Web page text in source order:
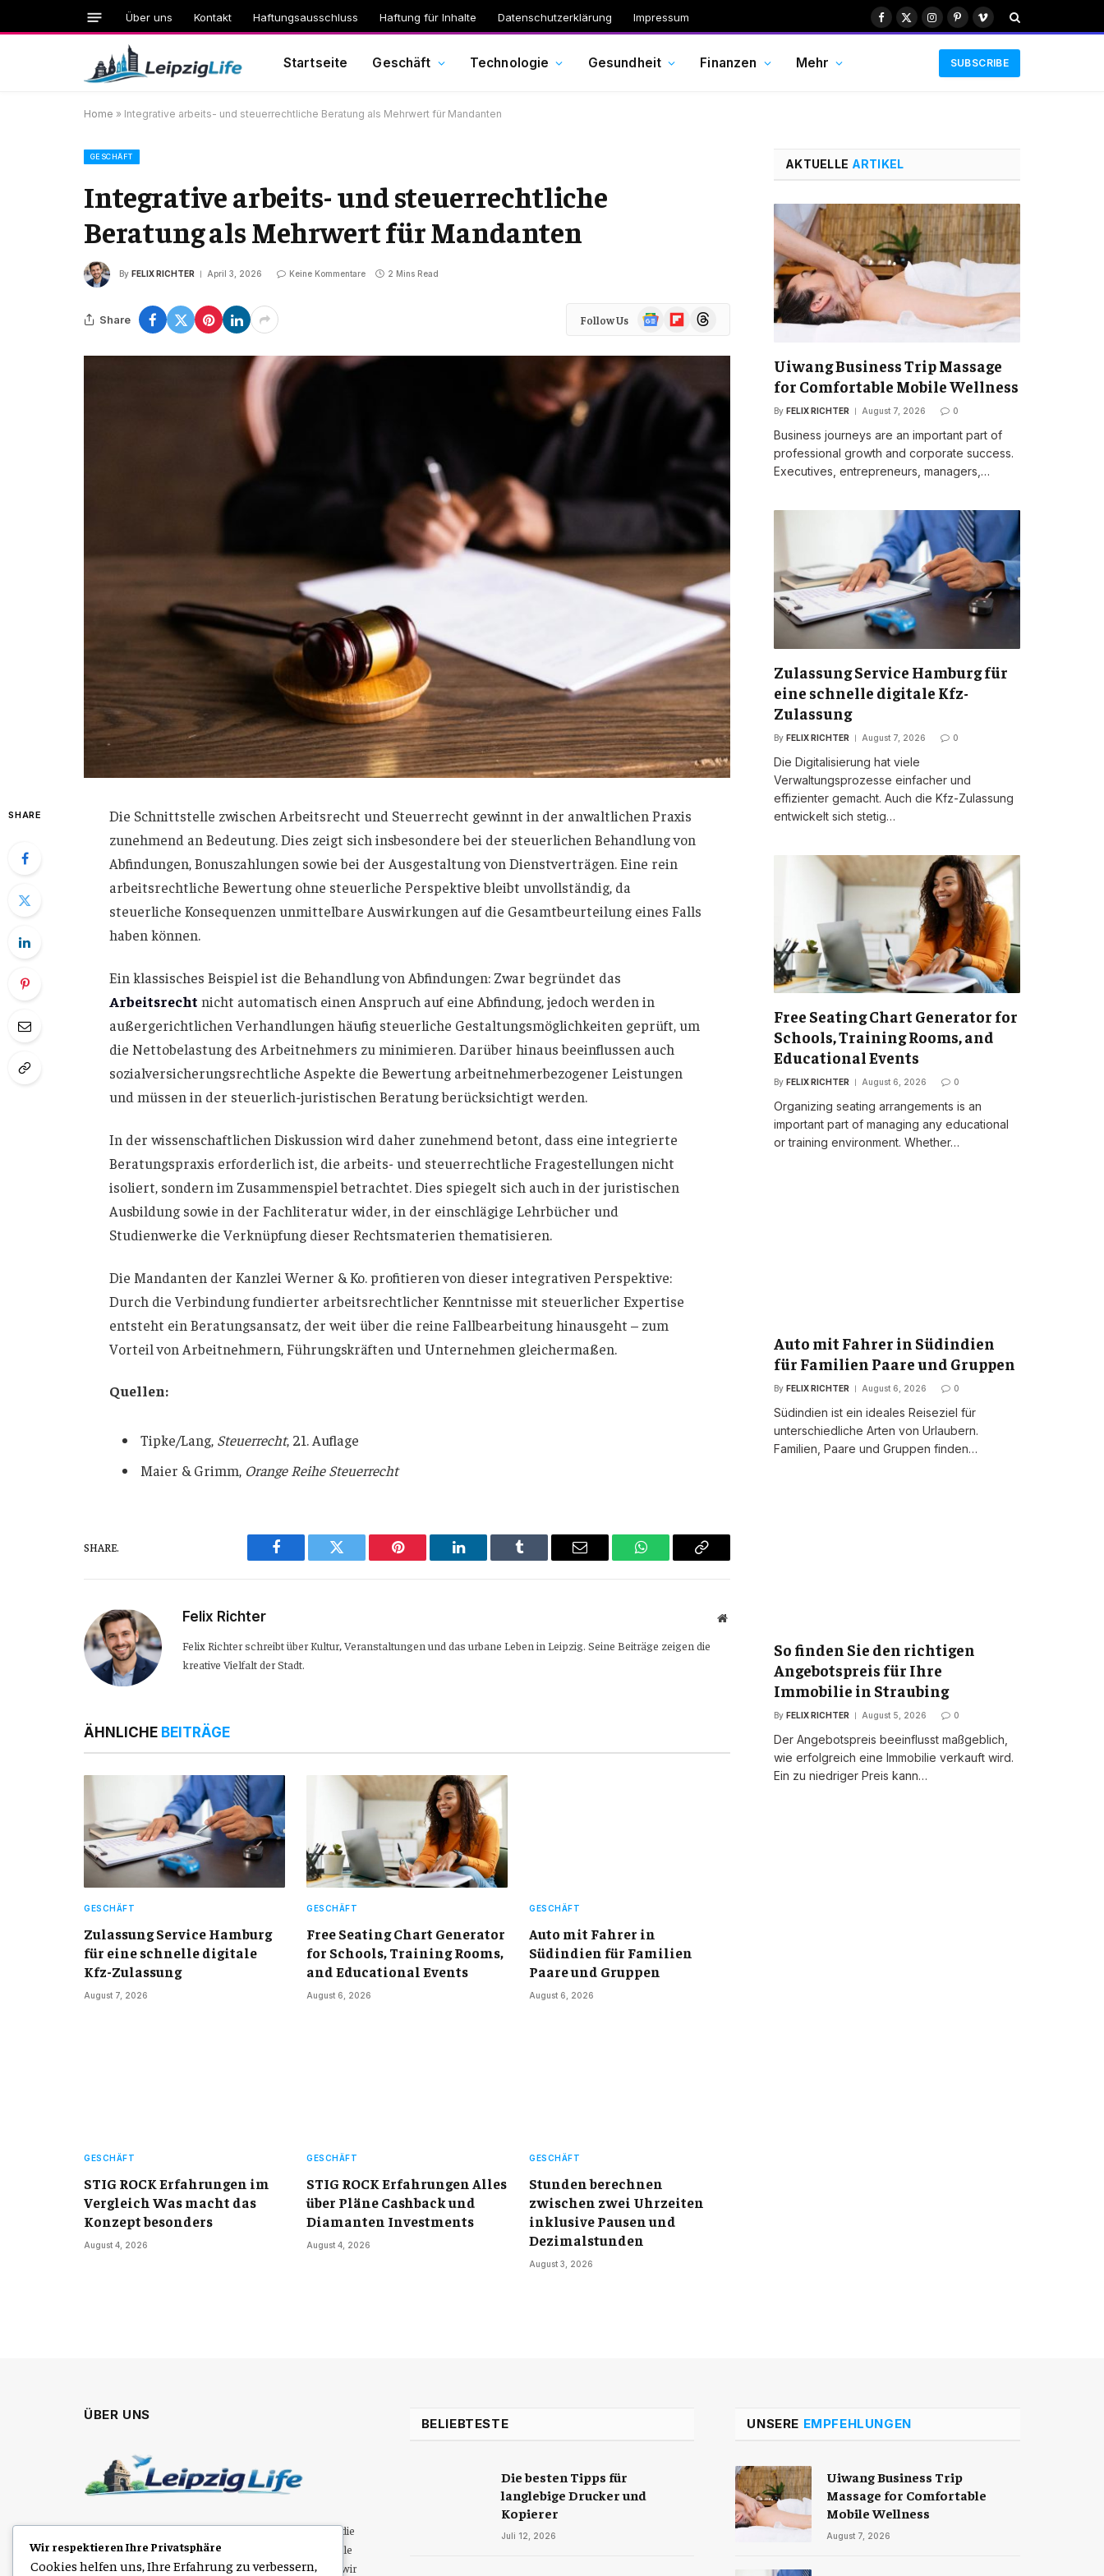
Über uns Kontakt Haftungsausschluss Haftung für Inhalte Datenschutzerklärung Impressum Facebook
X
Instagram
PinterestVimeo
Startseite Geschäft Technologie Gesundheit Finanzen Mehr SUBSCRIBE
Home » Integrative arbeits- und steuerrechtliche Beratung als Mehrwert für Mandanten
GESCHÄFT
Integrative arbeits- und steuerrechtliche
Beratung als Mehrwert für Mandanten
By FELIX RICHTER April 3, 2026 Keine Kommentare 2 Mins Read
Share Follow Us
Google
News
FlipboardThreads
SHARE
Die Schnittstelle zwischen Arbeitsrecht und Steuerrecht gewinnt in der anwaltlichen Praxis
zunehmend an Bedeutung. Dies zeigt sich insbesondere bei der steuerlichen Behandlung von
Abfindungen, Bonuszahlungen sowie bei der Ausgestaltung von Dienstverträgen. Eine rein
arbeitsrechtliche Bewertung ohne steuerliche Perspektive bleibt unvollständig, da
steuerliche Konsequenzen unmittelbare Auswirkungen auf die Gesamtbeurteilung eines Falls
haben können.
Ein klassisches Beispiel ist die Behandlung von Abfindungen: Zwar begründet das
Arbeitsrecht nicht automatisch einen Anspruch auf eine Abfindung, jedoch werden in
außergerichtlichen Verhandlungen häufig steuerliche Gestaltungsmöglichkeiten geprüft, um
die Nettobelastung des Arbeitnehmers zu minimieren. Darüber hinaus beeinflussen auch
sozialversicherungsrechtliche Aspekte die Bewertung arbeitnehmerbezogener Leistungen
und müssen in der steuerlich-juristischen Beratung berücksichtigt werden.
In der wissenschaftlichen Diskussion wird daher zunehmend betont, dass eine integrierte
Beratungspraxis erforderlich ist, die arbeits- und steuerrechtliche Fragestellungen nicht
isoliert, sondern im Zusammenspiel betrachtet. Dies spiegelt sich auch in der juristischen
Ausbildung sowie in der Fachliteratur wider, in der einschlägige Lehrbücher und
Studienwerke die Verknüpfung dieser Rechtsmaterien thematisieren.
Die Mandanten der Kanzlei Werner & Ko. profitieren von dieser integrativen Perspektive:
Durch die Verbindung fundierter arbeitsrechtlicher Kenntnisse mit steuerlicher Expertise
entsteht ein Beratungsansatz, der weit über die reine Fallbearbeitung hinausgeht – zum
Vorteil von Arbeitnehmern, Führungskräften und Unternehmen gleichermaßen.
Quellen:
Tipke/Lang, Steuerrecht, 21. Auflage
Maier & Grimm, Orange Reihe Steuerrecht
SHARE.
Facebook Twitter Pinterest LinkedIn Tumblr Email WhatsAppCopy
Felix Richter Website
Felix Richter schreibt über Kultur, Veranstaltungen und das urbane Leben in Leipzig. Seine Beiträge zeigen die
kreative Vielfalt der Stadt.
ÄHNLICHE BEITRÄGE
GESCHÄFT
Zulassung Service Hamburg
für eine schnelle digitale
Kfz-Zulassung
August 7, 2026
GESCHÄFT
Free Seating Chart Generator
for Schools, Training Rooms,
and Educational Events
August 6, 2026
GESCHÄFT
Auto mit Fahrer in
Südindien für Familien
Paare und Gruppen
August 6, 2026
GESCHÄFT
STIG ROCK Erfahrungen im
Vergleich Was macht das
Konzept besonders
August 4, 2026
GESCHÄFT
STIG ROCK Erfahrungen Alles
über Pläne Cashback und
Diamanten Investments
August 4, 2026
GESCHÄFT
Stunden berechnen
zwischen zwei Uhrzeiten
inklusive Pausen und
Dezimalstunden
August 3, 2026
AKTUELLE ARTIKEL
Uiwang Business Trip Massage
for Comfortable Mobile Wellness
By FELIX RICHTER August 7, 2026 0
Business journeys are an important part of
professional growth and corporate success.
Executives, entrepreneurs, managers,…
Zulassung Service Hamburg für
eine schnelle digitale Kfz-
Zulassung
By FELIX RICHTER August 7, 2026 0
Die Digitalisierung hat viele
Verwaltungsprozesse einfacher und
effizienter gemacht. Auch die Kfz-Zulassung
entwickelt sich stetig…
Free Seating Chart Generator for
Schools, Training Rooms, and
Educational Events
By FELIX RICHTER August 6, 2026 0
Organizing seating arrangements is an
important part of managing any educational
or training environment. Whether…
Auto mit Fahrer in Südindien
für Familien Paare und Gruppen
By FELIX RICHTER August 6, 2026 0
Südindien ist ein ideales Reiseziel für
unterschiedliche Arten von Urlaubern.
Familien, Paare und Gruppen finden…
So finden Sie den richtigen
Angebotspreis für Ihre
Immobilie in Straubing
By FELIX RICHTER August 5, 2026 0
Der Angebotspreis beeinflusst maßgeblich,
wie erfolgreich eine Immobilie verkauft wird.
Ein zu niedriger Preis kann…
ÜBER UNS
Leipzig Life bietet spannende Einblicke in das Leben, die
Kultur und den Alltag in Leipzig. Von Events über lokale
Trends bis hin zu gesellschaftlichen Themen zeigen wir
BELIEBTESTE
Die besten Tipps für
langlebige Drucker und
Kopierer
Juli 12, 2026
UNSERE EMPFEHLUNGEN
Uiwang Business Trip
Massage for Comfortable
Mobile Wellness
August 7, 2026
Wir respektieren Ihre Privatsphäre
Cookies helfen uns, Ihre Erfahrung zu verbessern,